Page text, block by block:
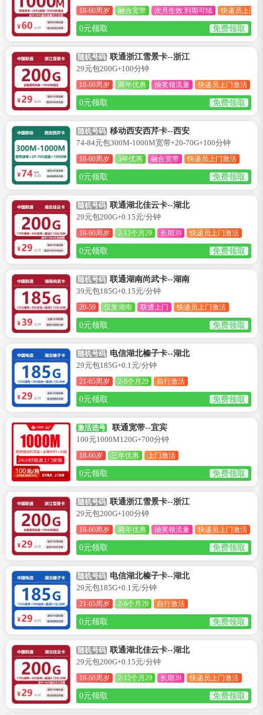
18-60周岁 融合宽带 次月生效.到期可续 快递员上门
0元领取 免费领取
随机号码 联通浙江雪景卡--浙江
29元包200G+100分钟
18-60周岁 两年优惠 抽奖领流量 快递员上门激活
0元领取 免费领取
随机号码 移动西安西芹卡--西安
74-84元包300M-1000M宽带+20-70G+100分钟
18-60周岁 3年优惠 融合宽带 快递员上门激活
0元领取 免费领取
随机号码 联通湖北佳云卡--湖北
29元包200G+0.15元/分钟
18-60周岁 2-12个月29 长期39 快递员上门激活
0元领取 免费领取
随机号码 联通湖南尚武卡--湖南
39元包185G+0.15元/分钟
20-59 仅发湖南 联通上门 快递员上门激活
0元领取 免费领取
随机号码 电信湖北榛子卡--湖北
29元包185G+0.1元/分钟
21-65周岁 2-6个月29 自行激活
0元领取 免费领取
激活选号
联通宽带--宜宾
100元1000M120G+700分钟
18-60岁 三年优惠 上门激活
0元领取 免费领取
随机号码 联通浙江雪景卡--浙江
29元包200G+100分钟
18-60周岁 两年优惠 抽奖领流量 快递员上门激活
0元领取 免费领取
随机号码 电信湖北榛子卡--湖北
29元包185G+0.1元/分钟
21-65周岁 2-6个月29 自行激活
0元领取 免费领取
随机号码 联通湖北佳云卡--湖北
29元包200G+0.15元/分钟
18-60周岁 2-12个月29 长期39 快递员上门激活
0元领取 免费领取